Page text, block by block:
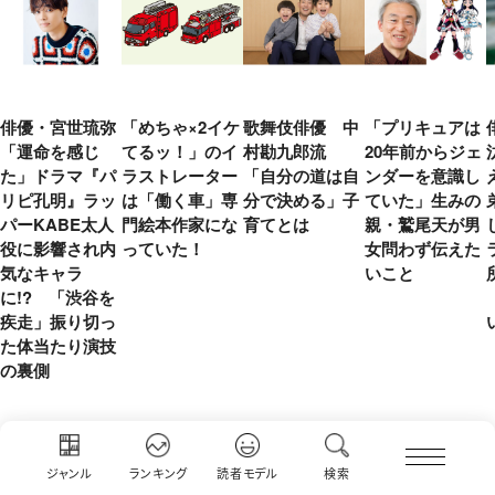
ジャンル ランキング 読者モデル 検索
俳優・宮世琉弥
「運命を感じ
た」ドラマ『パ
リピ孔明』ラッ
パーKABE太人
役に影響され内
気なキャラ
に!? 「渋谷を
疾走」振り切っ
た体当たり演技
の裏側
「めちゃ×2イケ
てるッ！」のイ
ラストレーター
は「働く車」専
門絵本作家にな
っていた！
歌舞伎俳優 中
村勘九郎流
「自分の道は自
分で決める」子
育てとは
「プリキュアは
20年前からジェ
ンダーを意識し
ていた」生みの
親・鷲尾天が男
女問わず伝えた
いこと
おすすめ BOOKS＆MAGAZINES